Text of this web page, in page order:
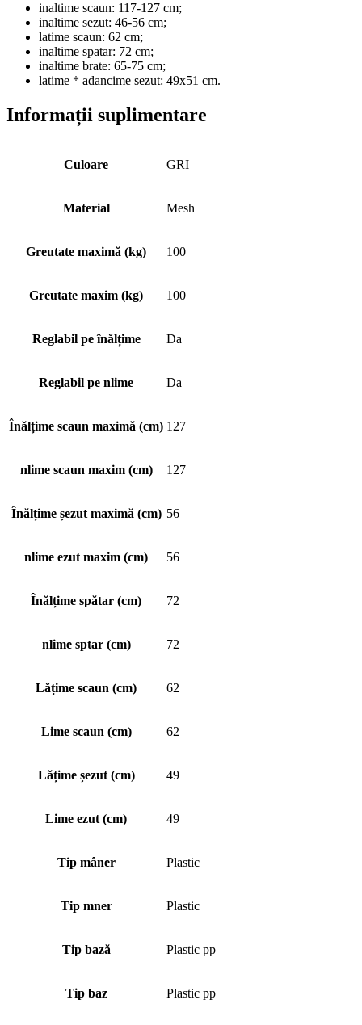
inaltime scaun: 117-127 cm;
inaltime sezut: 46-56 cm;
latime scaun: 62 cm;
inaltime spatar: 72 cm;
inaltime brate: 65-75 cm;
latime * adancime sezut: 49x51 cm.
Informații suplimentare
Culoare GRI
Material Mesh
Greutate maximă (kg) 100
Greutate maxim (kg) 100
Reglabil pe înălțime Da
Reglabil pe nlime Da
Înălțime scaun maximă (cm) 127
nlime scaun maxim (cm) 127
Înălțime șezut maximă (cm) 56
nlime ezut maxim (cm) 56
Înălțime spătar (cm) 72
nlime sptar (cm) 72
Lățime scaun (cm) 62
Lime scaun (cm) 62
Lățime șezut (cm) 49
Lime ezut (cm) 49
Tip mâner Plastic
Tip mner Plastic
Tip bază Plastic pp
Tip baz Plastic pp